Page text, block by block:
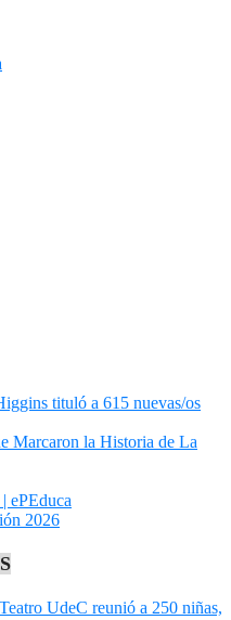
tituló a 615 nuevas/os
Marcaron la Historia de La
ePEduca